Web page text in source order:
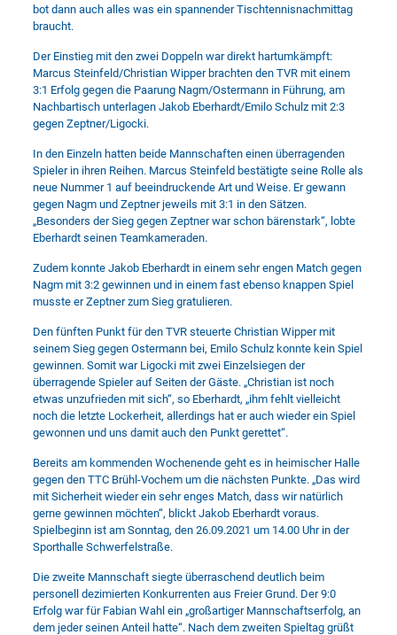
bot dann auch alles was ein spannender Tischtennisnachmittag
braucht.
Der Einstieg mit den zwei Doppeln war direkt hartumkämpft:
Marcus Steinfeld/Christian Wipper brachten den TVR mit einem
3:1 Erfolg gegen die Paarung Nagm/Ostermann in Führung, am
Nachbartisch unterlagen Jakob Eberhardt/Emilo Schulz mit 2:3
gegen Zeptner/Ligocki.
In den Einzeln hatten beide Mannschaften einen überragenden
Spieler in ihren Reihen. Marcus Steinfeld bestätigte seine Rolle als
neue Nummer 1 auf beeindruckende Art und Weise. Er gewann
gegen Nagm und Zeptner jeweils mit 3:1 in den Sätzen.
„Besonders der Sieg gegen Zeptner war schon bärenstark“, lobte
Eberhardt seinen Teamkameraden.
Zudem konnte Jakob Eberhardt in einem sehr engen Match gegen
Nagm mit 3:2 gewinnen und in einem fast ebenso knappen Spiel
musste er Zeptner zum Sieg gratulieren.
Den fünften Punkt für den TVR steuerte Christian Wipper mit
seinem Sieg gegen Ostermann bei, Emilo Schulz konnte kein Spiel
gewinnen. Somit war Ligocki mit zwei Einzelsiegen der
überragende Spieler auf Seiten der Gäste. „Christian ist noch
etwas unzufrieden mit sich“, so Eberhardt, „ihm fehlt vielleicht
noch die letzte Lockerheit, allerdings hat er auch wieder ein Spiel
gewonnen und uns damit auch den Punkt gerettet“.
Bereits am kommenden Wochenende geht es in heimischer Halle
gegen den TTC Brühl-Vochem um die nächsten Punkte. „Das wird
mit Sicherheit wieder ein sehr enges Match, dass wir natürlich
gerne gewinnen möchten“, blickt Jakob Eberhardt voraus.
Spielbeginn ist am Sonntag, den 26.09.2021 um 14.00 Uhr in der
Sporthalle Schwerfelstraße.
Die zweite Mannschaft siegte überraschend deutlich beim
personell dezimierten Konkurrenten aus Freier Grund. Der 9:0
Erfolg war für Fabian Wahl ein „großartiger Mannschaftserfolg, an
dem jeder seinen Anteil hatte“. Nach dem zweiten Spieltag grüßt